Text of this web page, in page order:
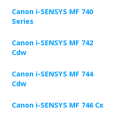
Canon i-SENSYS MF 740
Series
Canon i-SENSYS MF 742
Cdw
Canon i-SENSYS MF 744
Cdw
Canon i-SENSYS MF 746 Cx